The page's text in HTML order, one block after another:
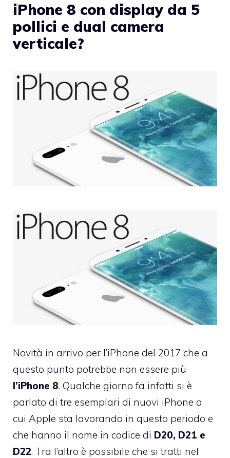
iPhone 8 con display da 5
pollici e dual camera
verticale?
Novità in arrivo per l’iPhone del 2017 che a
questo punto potrebbe non essere più
l’iPhone 8. Qualche giorno fa infatti si è
parlato di tre esemplari di nuovi iPhone a
cui Apple sta lavorando in questo periodo e
che hanno il nome in codice di D20, D21 e
D22. Tra l’altro è possibile che si tratti nel